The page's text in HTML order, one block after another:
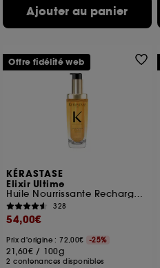
Ajouter au panier
KÉRASTASE
Elixir Ultime
Huile Nourrissante Rechargeable pour Cheveux Secs
328
54,00€
Prix d'origine : 72,00€ -25%
21,60€ / 100g
2 contenances disponibles
Offre fidélité web